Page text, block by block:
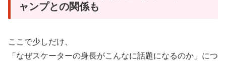
ャンプとの関係も
ここで少しだけ、
「なぜスケーターの身長がこんなに話題になるのか」につ